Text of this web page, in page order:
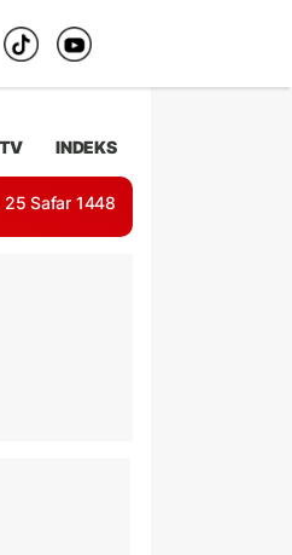
TV INDEKS
25 Safar 1448